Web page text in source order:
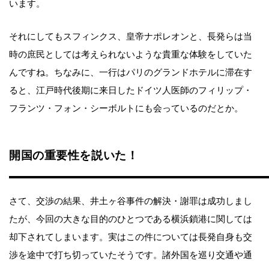
います。
それにしてもスフィンクス、皇帝ナポレオンと、長発らは当
時の庶民としては考えられないような貴重な体験をしていた
んですね。ちなみに、一行はパリのグランドホテルに滞在す
ると、江戸時代後期に来日したドイツ人医師のフィリップ・
フランツ・フォン・シーボルトにも会っているのだとか。
開国の重要性を説いた！
さて、交渉の結果、井土ヶ谷事件の解決・謝罪は成功しまし
たが、今回の大きな目的のひとつである横浜鎖港に関しては
却下されてしまいます。実はこの件については長発自身も交
渉を途中で打ち切っていたそうです。諸外国を巡り交通や通